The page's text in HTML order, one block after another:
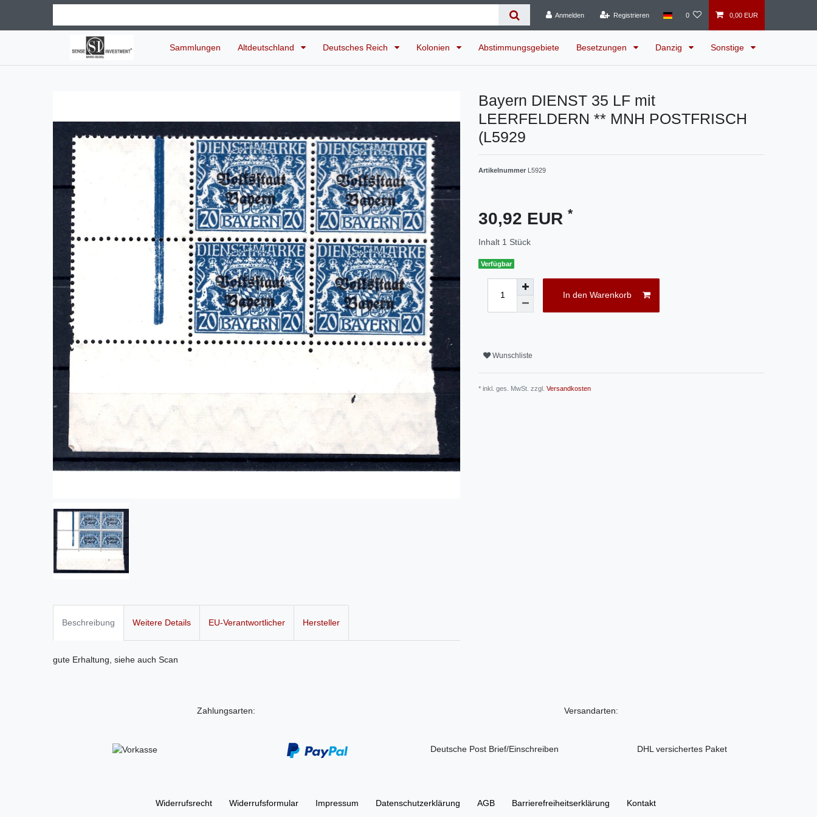
Anmelden Registrieren 0 0,00 EUR
Sammlungen Altdeutschland Deutsches Reich Kolonien Abstimmungsgebiete Besetzungen Danzig Sonstige
Bayern DIENST 35 LF mit
LEERFELDERN ** MNH POSTFRISCH
(L5929
Artikelnummer L5929
30,92 EUR *
Inhalt 1 Stück
Verfügbar
In den Warenkorb
Wunschliste
* inkl. ges. MwSt. zzgl. Versandkosten
Beschreibung Weitere Details EU-Verantwortlicher Hersteller
gute Erhaltung, siehe auch Scan
Zahlungsarten: Versandarten:
Deutsche Post Brief/Einschreiben DHL versichertes Paket
Widerrufs­recht Widerrufs­formular Impressum Daten­schutz­erklärung AGB Barrierefreiheitserklärung Kontakt